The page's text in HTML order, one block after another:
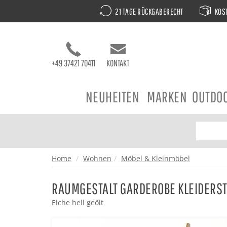
21 TAGE RÜCKGABERECHT
+49 37421 70411 KONTAKT
NEUHEITEN MARKEN
Home Wohnen Möbel & Kleinmöbel
RAUMGESTALT GARDEROBE
Eiche hell geölt